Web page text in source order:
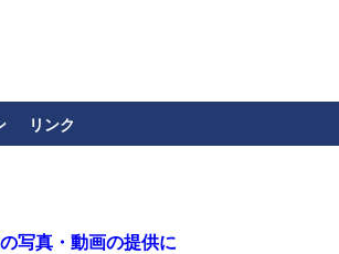
リンク
写真・動画の提供に